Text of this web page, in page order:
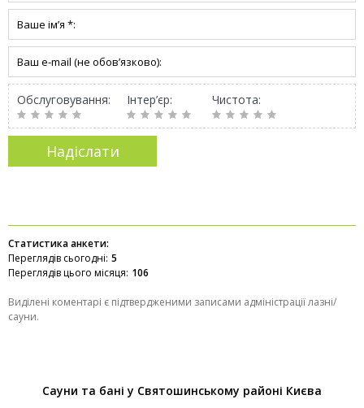
Обслуговування: Інтер’єр: Чистота:
Статистика анкети:
Переглядів сьогодні: 5
Переглядів цього місяця: 106
Виділені коментарі є підтвердженими записами адміністрації лазні/
сауни.
Сауни та бані у Святошинському районі Києва